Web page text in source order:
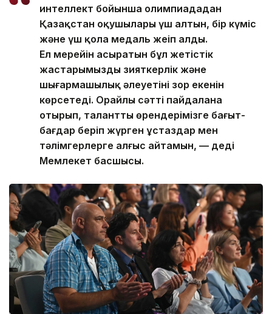
интеллект бойынша олимпиададан
Қазақстан оқушылары үш алтын, бір күміс
және үш қола медаль жеңіп алды.
Ел мерейін асыратын бұл жетістік
жастарымыздың зияткерлік және
шығармашылық әлеуетінің зор екенін
көрсетеді. Орайлы сәтті пайдалана
отырып, талантты өрендерімізге бағыт-
бағдар беріп жүрген ұстаздар мен
тәлімгерлерге алғыс айтамын, — деді
Мемлекет басшысы.